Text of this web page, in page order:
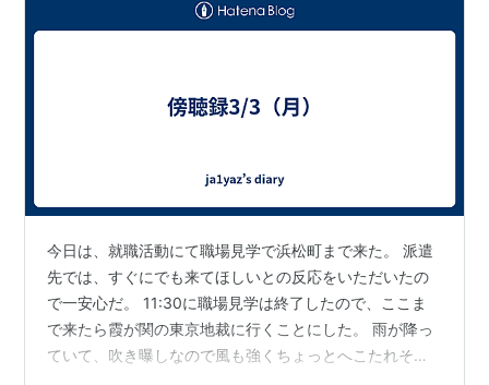
今日は、就職活動にて職場見学で浜松町まで来た。 派遣
先では、すぐにでも来てほしいとの反応をいただいたの
で一安心だ。 11:30に職場見学は終了したので、ここま
で来たら霞が関の東京地裁に行くことにした。 雨が降っ
ていて、吹き曝しなので風も強くちょっとへこたれそう